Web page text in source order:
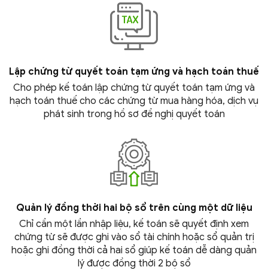
Lập chứng từ quyết toán tạm ứng và hạch toán thuế
Cho phép kế toán lập chứng từ quyết toán tạm ứng và
hạch toán thuế cho các chứng từ mua hàng hóa, dịch vụ
phát sinh trong hồ sơ đề nghị quyết toán
Quản lý đồng thời hai bộ sổ trên cùng một dữ liệu
Chỉ cần một lần nhập liệu, kế toán sẽ quyết định xem
chứng từ sẽ được ghi vào sổ tài chính hoặc sổ quản trị
hoặc ghi đồng thời cả hai sổ giúp kế toán dễ dàng quản
lý được đồng thời 2 bộ sổ